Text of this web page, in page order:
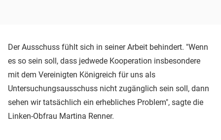
Der Ausschuss fühlt sich in seiner Arbeit behindert. "Wenn
es so sein soll, dass jedwede Kooperation insbesondere
mit dem Vereinigten Königreich für uns als
Untersuchungsausschuss nicht zugänglich sein soll, dann
sehen wir tatsächlich ein erhebliches Problem", sagte die
Linken-Obfrau Martina Renner.